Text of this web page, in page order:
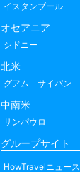
イスタンブール
オセアニア
シドニー
北米
グアム サイパン
中南米
サンパウロ
グループサイト
HowTravelニュース